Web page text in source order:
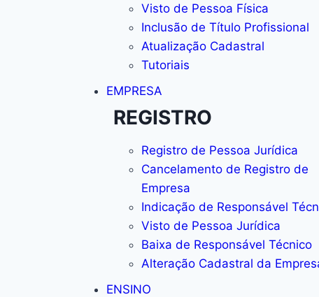
Visto de Pessoa Física
Inclusão de Título Profissional
Atualização Cadastral
Tutoriais
EMPRESA
REGISTRO
Registro de Pessoa Jurídica
Cancelamento de Registro de
Empresa
Indicação de Responsável
Visto de Pessoa Jurídica
Baixa de Responsável Técnico
Alteração Cadastral da
ENSINO